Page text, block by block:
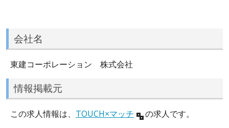
会社名
東建コーポレーション 株式会社
情報掲載元
この求人情報は、 TOUCH×マッチ の求人です。